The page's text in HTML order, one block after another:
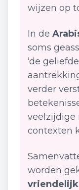
wijzen op
In de
soms
‘de
verder
veelzijdige
contexten
worden